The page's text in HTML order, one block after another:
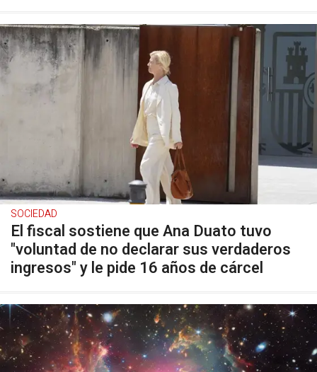
SOCIEDAD
El fiscal sostiene que Ana Duato tuvo
"voluntad de no declarar sus verdaderos
ingresos" y le pide 16 años de cárcel